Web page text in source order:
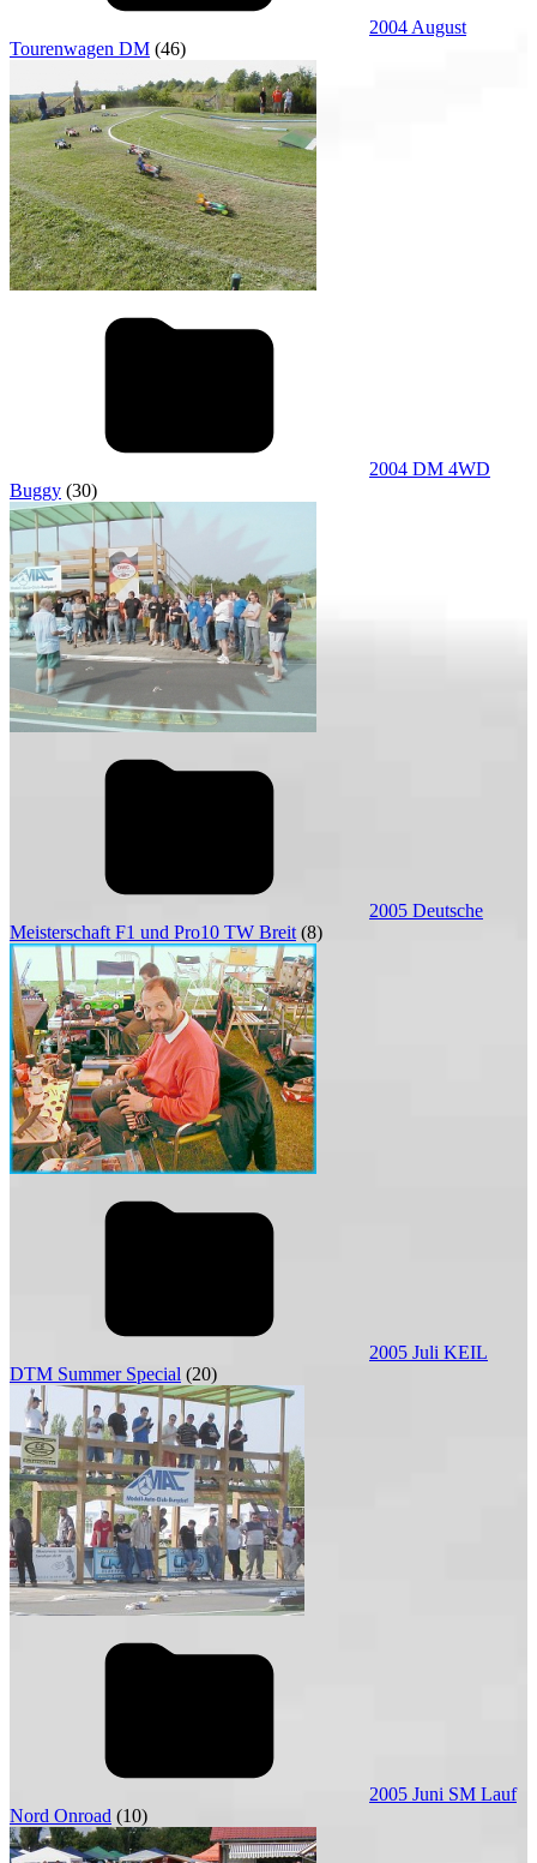
2004 August
Tourenwagen DM (46)
2004 DM 4WD
Buggy (30)
2005 Deutsche
Meisterschaft F1 und Pro10 TW Breit (8)
2005 Juli KEIL
DTM Summer Special (20)
2005 Juni SM Lauf
Nord Onroad (10)